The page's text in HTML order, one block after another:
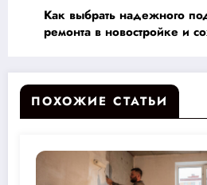
Как выбрать надежного
ремонта в новостройке и
ПОХОЖИЕ СТАТЬИ